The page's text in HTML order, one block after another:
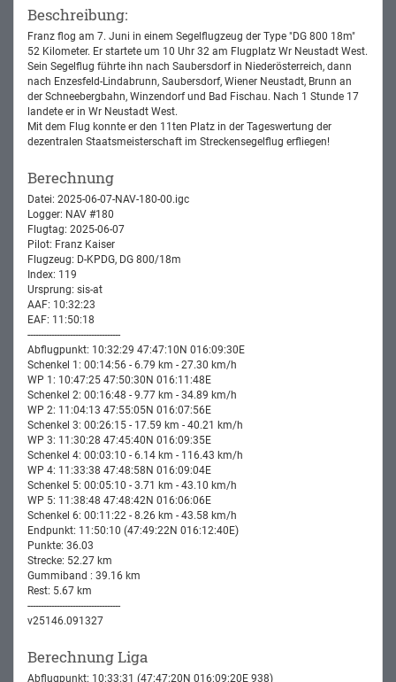
Beschreibung:
Franz flog am 7. Juni in einem Segelflugzeug der Type "DG 800 18m"
52 Kilometer. Er startete um 10 Uhr 32 am Flugplatz Wr Neustadt West.
Sein Segelflug führte ihn nach Saubersdorf in Niederösterreich, dann
nach Enzesfeld-Lindabrunn, Saubersdorf, Wiener Neustadt, Brunn an
der Schneebergbahn, Winzendorf und Bad Fischau. Nach 1 Stunde 17
landete er in Wr Neustadt West.
Mit dem Flug konnte er den 11ten Platz in der Tageswertung der
dezentralen Staatsmeisterschaft im Streckensegelflug erfliegen!
Berechnung
Datei: 2025-06-07-NAV-180-00.igc
Logger: NAV #180
Flugtag: 2025-06-07
Pilot: Franz Kaiser
Flugzeug: D-KPDG, DG 800/18m
Index: 119
Ursprung: sis-at
AAF: 10:32:23
EAF: 11:50:18
-----------------------------------
Abflugpunkt: 10:32:29 47:47:10N 016:09:30E
Schenkel 1: 00:14:56 - 6.79 km - 27.30 km/h
WP 1: 10:47:25 47:50:30N 016:11:48E
Schenkel 2: 00:16:48 - 9.77 km - 34.89 km/h
WP 2: 11:04:13 47:55:05N 016:07:56E
Schenkel 3: 00:26:15 - 17.59 km - 40.21 km/h
WP 3: 11:30:28 47:45:40N 016:09:35E
Schenkel 4: 00:03:10 - 6.14 km - 116.43 km/h
WP 4: 11:33:38 47:48:58N 016:09:04E
Schenkel 5: 00:05:10 - 3.71 km - 43.10 km/h
WP 5: 11:38:48 47:48:42N 016:06:06E
Schenkel 6: 00:11:22 - 8.26 km - 43.58 km/h
Endpunkt: 11:50:10 (47:49:22N 016:12:40E)
Punkte: 36.03
Strecke: 52.27 km
Gummiband : 39.16 km
Rest: 5.67 km
-----------------------------------
v25146.091327
Berechnung Liga
Abflugpunkt: 10:33:31 (47:47:20N 016:09:20E 938)